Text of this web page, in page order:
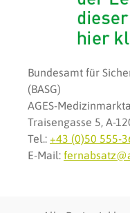
Bundesamt für
(BASG)
AGES-
Traisengasse 5, A-
Tel.: +43 (0)50 555-
E-Mail: